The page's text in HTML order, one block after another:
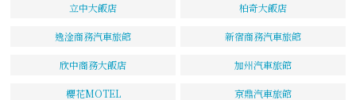
立中大飯店 柏奇大飯店
逸淦商務汽車旅館 新宿商務汽車旅館
欣中商務大飯店 加州汽車旅館
櫻花MOTEL 京鼎汽車旅館